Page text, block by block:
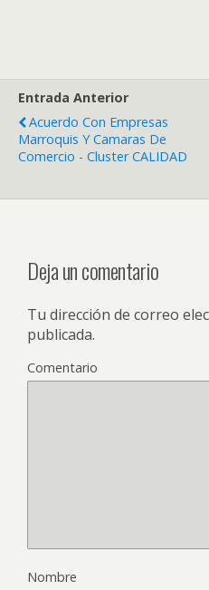
Entrada Anterior
Acuerdo Con Empresas
Marroquis Y Camaras De
Comercio - Cluster CALIDAD
Deja un comentario
Tu dirección de correo
publicada.
Comentario
Nombre